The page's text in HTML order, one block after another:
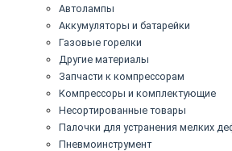
Автолампы
Аккумуляторы и батарейки
Газовые горелки
Другие материалы
Запчасти к компрессорам
Компрессоры и комплектующие
Несортированные товары
Палочки для устранения мелких
Пневмоинструмент